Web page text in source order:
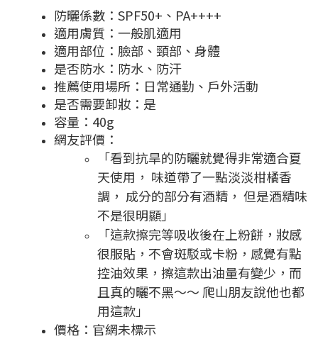
防曬係數：SPF50+、PA++++
適用膚質：一般肌適用
適用部位：臉部、頸部、身體
是否防水：防水、防汗
推薦使用場所：日常通勤、戶外活動
是否需要卸妝：是
容量：40g
網友評價：
「看到抗旱的防曬就覺得非常適合夏
天使用， 味道帶了一點淡淡柑橘香
調， 成分的部分有酒精， 但是酒精味
不是很明顯」
「這款擦完等吸收後在上粉餅，妝感
很服貼，不會斑駁或卡粉，感覺有點
控油效果，擦這款出油量有變少，而
且真的曬不黑～～ 爬山朋友說他也都
用這款」
價格：官網未標示